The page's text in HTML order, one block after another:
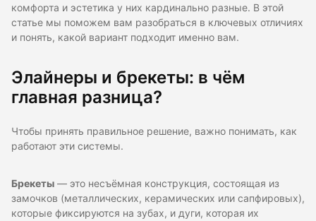
комфорта и эстетика у них кардинально разные. В этой
статье мы поможем вам разобраться в ключевых отличиях
и понять, какой вариант подходит именно вам.
Элайнеры и брекеты: в чём
главная разница?
Чтобы принять правильное решение, важно понимать, как
работают эти системы.
Брекеты — это несъёмная конструкция, состоящая из
замочков (металлических, керамических или сапфировых),
которые фиксируются на зубах, и дуги, которая их